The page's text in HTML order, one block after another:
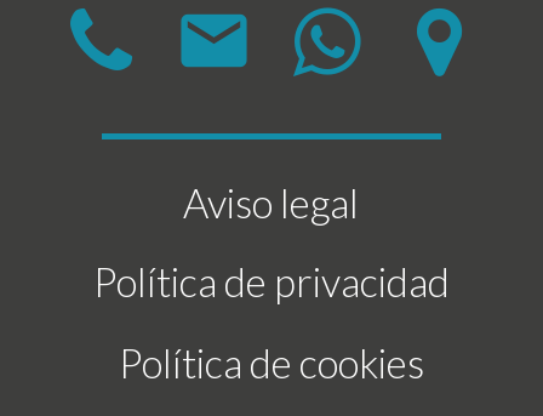
mail
Aviso legal
Política de cookies
Política de privacidad